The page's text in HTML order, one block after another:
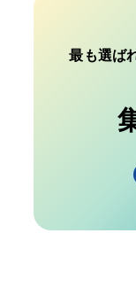
最も選ば